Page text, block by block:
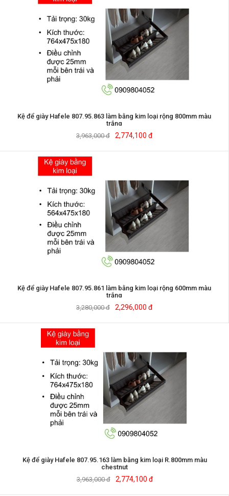
Kệ để giày Hafele 807.95.863 làm bằng kim loại rộng 800mm màu
trắng
3,963,000 đ
2,774,100 đ
Kệ để giày Hafele 807.95.861 làm bằng kim loại rộng 600mm màu
trắng
3,280,000 đ
2,296,000 đ
Kệ để giày Hafele 807.95.163 làm bằng kim loại R.800mm màu
chestnut
3,963,000 đ
2,774,100 đ